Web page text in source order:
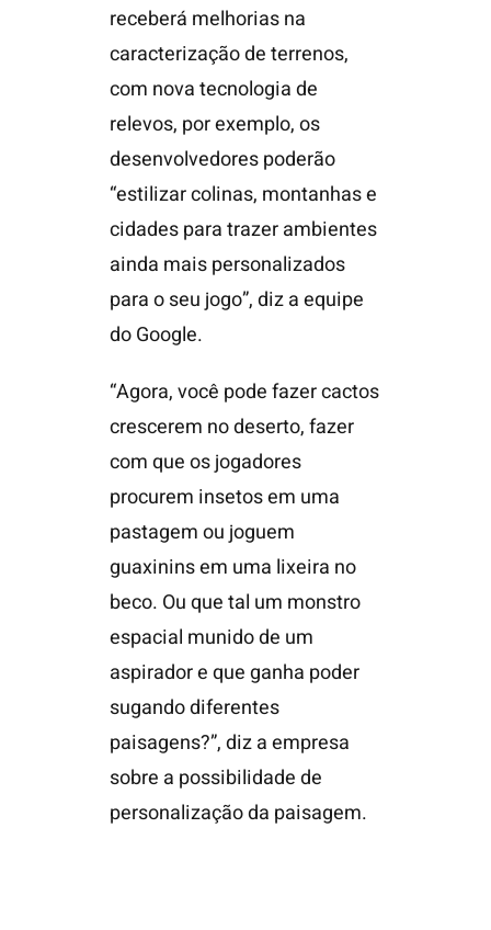
receberá melhorias na
caracterização de terrenos,
com nova tecnologia de
relevos, por exemplo, os
desenvolvedores poderão
“estilizar colinas, montanhas e
cidades para trazer ambientes
ainda mais personalizados
para o seu jogo”, diz a equipe
do Google.
“Agora, você pode fazer cactos
crescerem no deserto, fazer
com que os jogadores
procurem insetos em uma
pastagem ou joguem
guaxinins em uma lixeira no
beco. Ou que tal um monstro
espacial munido de um
aspirador e que ganha poder
sugando diferentes
paisagens?”, diz a empresa
sobre a possibilidade de
personalização da paisagem.